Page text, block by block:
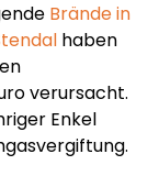
Brände in
haben
verursacht.
Enkel